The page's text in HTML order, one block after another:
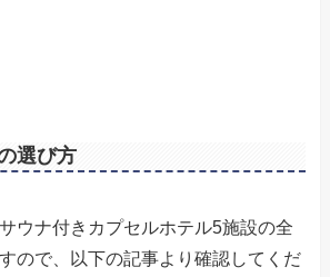
選び方
ウナ付きカプセルホテル5施設の全
ので、以下の記事より確認してくだ